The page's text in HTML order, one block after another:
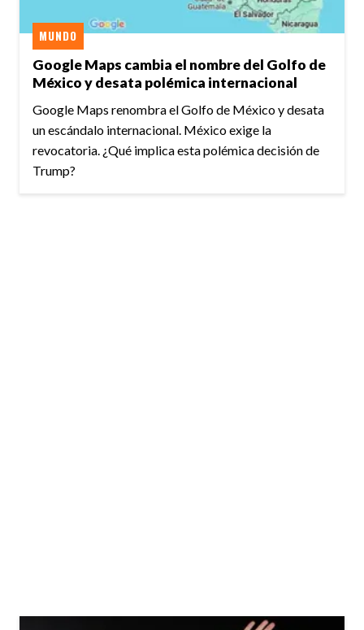
Google Maps cambia el nombre del Golfo de
México y desata polémica internacional
MUNDO
Google Maps renombra el Golfo de México y desata
un escándalo internacional. México exige la
revocatoria. ¿Qué implica esta polémica decisión de
Trump?